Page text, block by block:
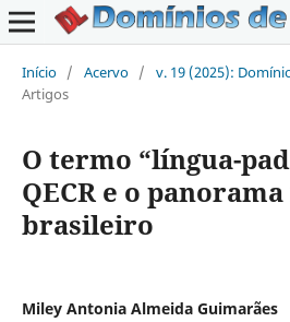
Início / Acervo / v. 19 (2025):
Artigos
O termo “língua-
QECR e o
brasileiro
Miley Antonia Almeida Guimarães